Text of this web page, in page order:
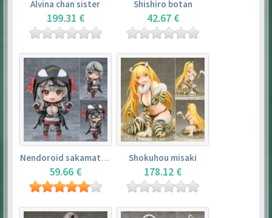
Alvina chan sister
199.31 €
Shishiro botan
42.67 €
Nendoroid sakamata chloe
59.66 €
Shokuhou misaki
178.12 €